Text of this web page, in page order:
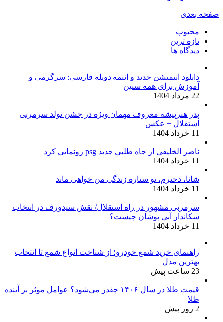
صفحه بعدی
محبوب
تازه ترین
دیدگاه ها
دانلود انیمیشن جدید و انیمه دوبله فارسی: سرگرمی و
آموزش برای همه سنین
22 مرداد 1404
پدر هنرپیشه معروف مهمان ویژه در جشن تولد سرمربی
استقلال + عکس
11 خرداد 1404
ناصر الخلیفی از جاه طلبی جدید psg رونمایی کرد
11 خرداد 1404
شانا، دخترم، تو ستاره زندگی من خواهی ماند
11 خرداد 1404
سرمربی مشهور در راه استقلال/ نقش سیدورف در انتخاب
سکاندار آبی پوشان چیست؟
11 خرداد 1404
راهنمای خرید شمع خودرو؛ از شناخت انواع شمع تا انتخاب
بهترین مدل
23 ساعت پیش
قیمت طلا در سال ۱۴۰۶ چقدر می‌شود؟ عوامل موثر بر آینده
طلا
2 روز پیش